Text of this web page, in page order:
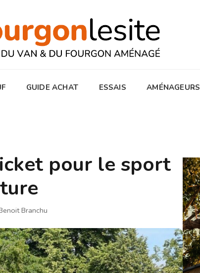
GUIDE ACHAT ESSAIS AMÉNAGEURS
pour le sport
Branchu